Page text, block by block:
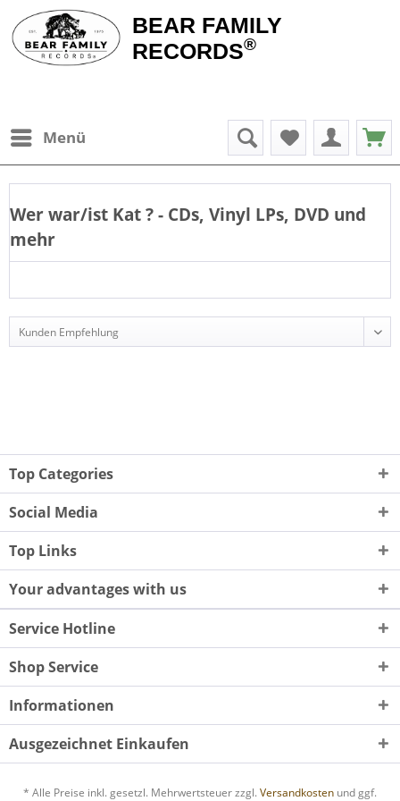
BEAR FAMILY
RECORDS®
Menü
Wer war/ist Kat? - CDs, Vinyl LPs, DVD und
mehr
Top Categories
Social Media
Top Links
Your advantages with us
Service Hotline
Shop Service
Informationen
Ausgezeichnet Einkaufen
* Alle Preise inkl. gesetzl. Mehrwertsteuer zzgl. Versandkosten und ggf.